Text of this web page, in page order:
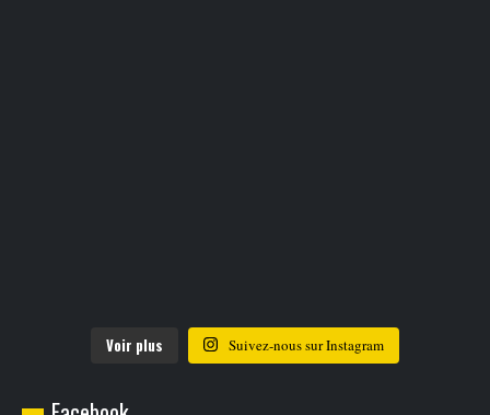
Voir plus Suivez-nous sur Instagram